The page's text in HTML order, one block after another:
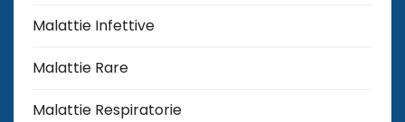
Malattie Infettive
Malattie Rare
Malattie Respiratorie